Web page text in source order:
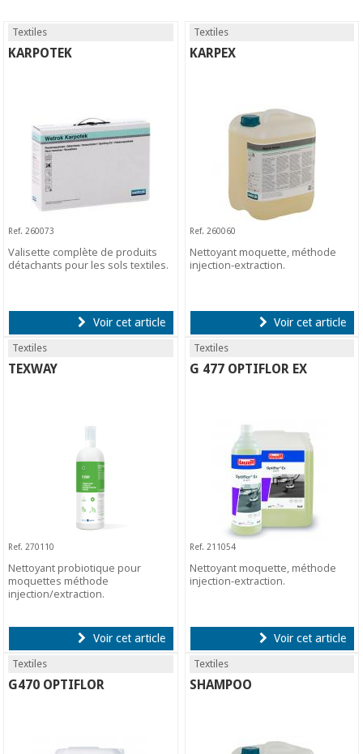
Textiles
KARPOTEK
Ref. 260073
Valisette complète de produits
détachants pour les sols textiles.
Voir cet article
Textiles
KARPEX
Ref. 260060
Nettoyant moquette, méthode
injection-extraction.
Voir cet article
Textiles
TEXWAY
Ref. 270110
Nettoyant probiotique pour
moquettes méthode
injection/extraction.
Voir cet article
Textiles
G 477 OPTIFLOR EX
Ref. 211054
Nettoyant moquette, méthode
injection-extraction.
Voir cet article
Textiles
G470 OPTIFLOR
Textiles
SHAMPOO